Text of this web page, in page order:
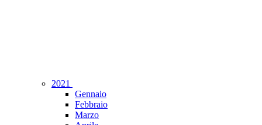
2021
Gennaio
Febbraio
Marzo